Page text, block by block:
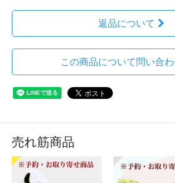
返品について
この商品について問い合わ
売れ筋商品